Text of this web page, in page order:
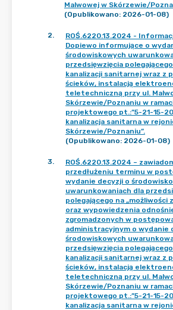
Malwowej w Skórzewie/
(Opublikowano: 2026-01-08)
2.
ROŚ.6220.13.2024 -
Dopiewo informujące o
środowiskowych
przedsięwzięcia
kanalizacji sanitarnej wraz z
ścieków, instalacją
teletechniczną przy ul.
Skórzewie/Poznaniu w
projektowego pt.:”5-21-15-
kanalizacja sanitarna w
Skórzewie/Poznaniu”.
(Opublikowano: 2026-01-08)
3.
ROŚ.6220.13.2024 –
przedłużeniu terminu w
wydanie decyzji o
uwarunkowaniach dla
polegającego na „możliwości
oraz wypowiedzenia
zgromadzonych w
administracyjnym o wydanie
środowiskowych
przedsięwzięcia
kanalizacji sanitarnej wraz z
ścieków, instalacją
teletechniczną przy ul.
Skórzewie/Poznaniu w
projektowego pt.:”5-21-15-
kanalizacja sanitarna w